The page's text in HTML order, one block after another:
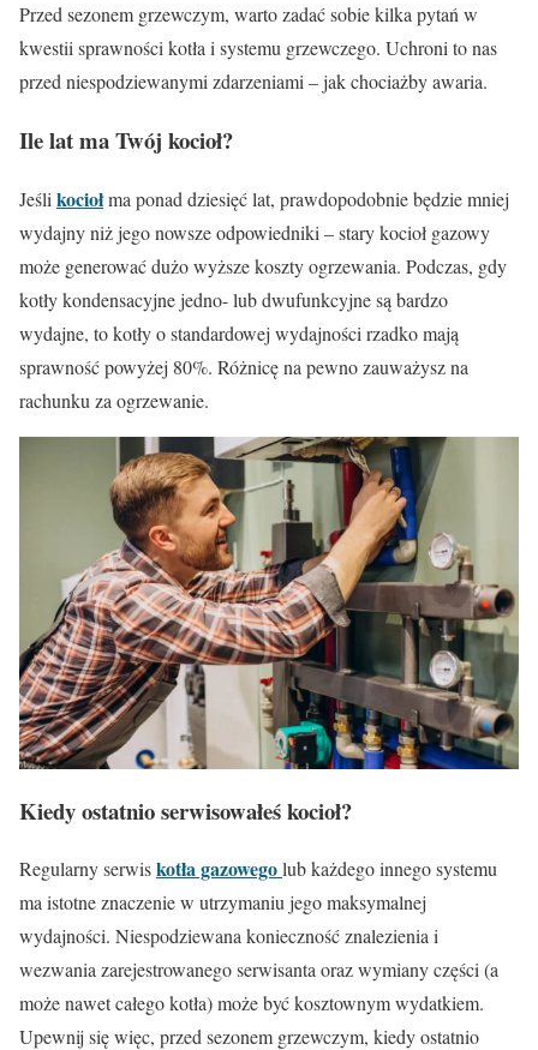
Przed sezonem grzewczym, warto zadać sobie kilka pytań w
kwestii sprawności kotła i systemu grzewczego. Uchroni to nas
przed niespodziewanymi zdarzeniami – jak chociażby awaria.
Ile lat ma Twój kocioł?
Jeśli kociołma ponad dziesięć lat, prawdopodobnie będzie mniej
wydajny niż jego nowsze odpowiedniki – stary kocioł gazowy
może generować dużo wyższe koszty ogrzewania. Podczas, gdy
kotły kondensacyjne jedno- lub dwufunkcyjne są bardzo
wydajne, to kotły o standardowej wydajności rzadko mają
sprawność powyżej 80%. Różnicę na pewno zauważysz na
rachunku za ogrzewanie.
Kiedy ostatnio serwisowałeś kocioł?
Regularny serwiskotła gazowegolub każdego innego systemu
ma istotne znaczenie w utrzymaniu jego maksymalnej
wydajności. Niespodziewana konieczność znalezienia i
wezwania zarejestrowanego serwisanta oraz wymiany części (a
może nawet całego kotła) może być kosztownym wydatkiem.
Upewnij się więc, przed sezonem grzewczym, kiedy ostatnio